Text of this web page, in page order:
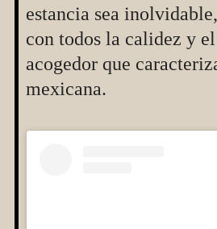
estancia sea
con todos la calidez y
acogedor que
mexicana.